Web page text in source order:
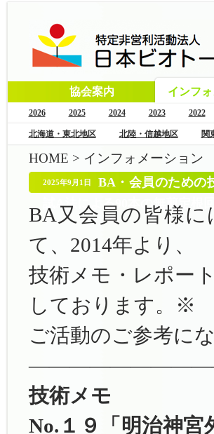
協会案内 インフ
2026 2025 2024 2023 2022
北海道・東北地区 北陸・信越地区 関
HOME > インフォメーション
2025年9月1日
BA・会員のための
試A法による90本の無剪定
BA又会員の皆様
て、 2014年より、
技術メモ・レポー
しております。※
ご活動のご参考に
技術メモ
No.１９「明治神